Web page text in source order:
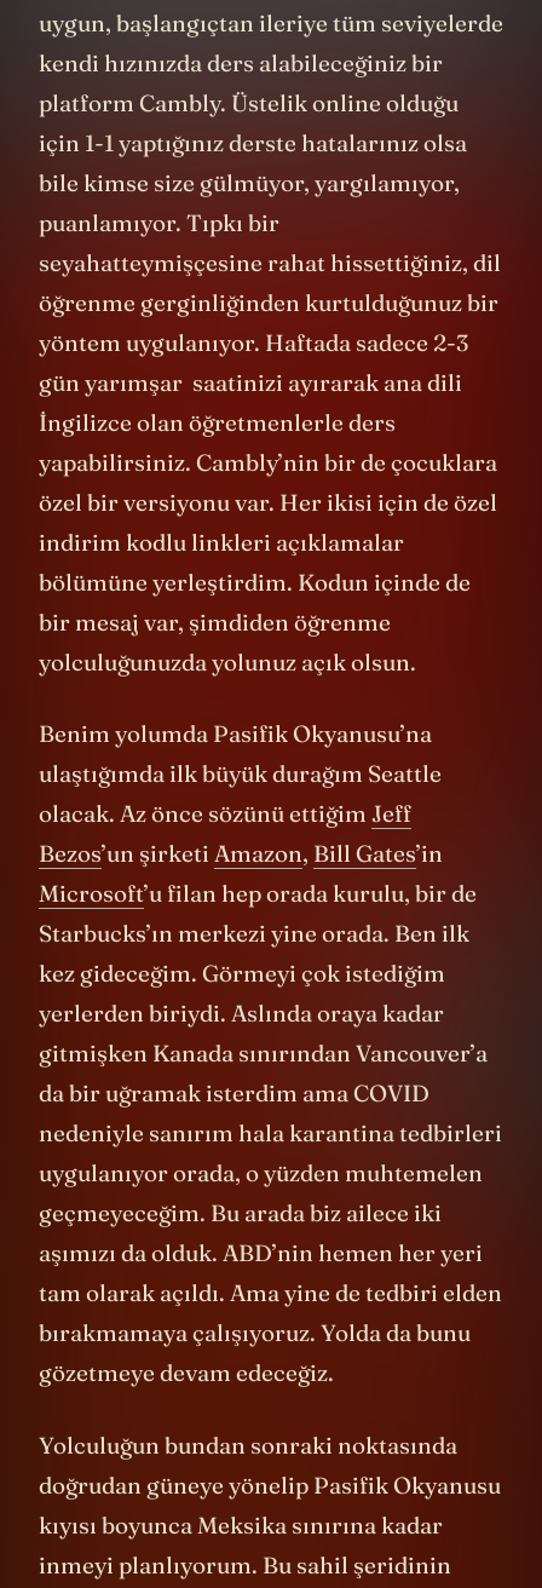
uygun, başlangıçtan ileriye tüm seviyelerde
kendi hızınızda ders alabileceğiniz bir
platform Cambly. Üstelik online olduğu
için 1-1 yaptığınız derste hatalarınız olsa
bile kimse size gülmüyor, yargılamıyor,
puanlamıyor. Tıpkı bir
seyahatteymişçesine rahat hissettiğiniz, dil
öğrenme gerginliğinden kurtulduğunuz bir
yöntem uygulanıyor. Haftada sadece 2-3
gün yarımşar saatinizi ayırarak ana dili
İngilizce olan öğretmenlerle ders
yapabilirsiniz. Cambly’nin bir de çocuklara
özel bir versiyonu var. Her ikisi için de özel
indirim kodlu linkleri açıklamalar
bölümüne yerleştirdim. Kodun içinde de
bir mesaj var, şimdiden öğrenme
yolculuğunuzda yolunuz açık olsun.
Benim yolumda Pasifik Okyanusu’na
ulaştığımda ilk büyük durağım Seattle
olacak. Az önce sözünü ettiğim Jeff
Bezos’un şirketi Amazon, Bill Gates’in
Microsoft’u filan hep orada kurulu, bir de
Starbucks’ın merkezi yine orada. Ben ilk
kez gideceğim. Görmeyi çok istediğim
yerlerden biriydi. Aslında oraya kadar
gitmişken Kanada sınırından Vancouver’a
da bir uğramak isterdim ama COVID
nedeniyle sanırım hala karantina tedbirleri
uygulanıyor orada, o yüzden muhtemelen
geçmeyeceğim. Bu arada biz ailece iki
aşımızı da olduk. ABD’nin hemen her yeri
tam olarak açıldı. Ama yine de tedbiri elden
bırakmamaya çalışıyoruz. Yolda da bunu
gözetmeye devam edeceğiz.
Yolculuğun bundan sonraki noktasında
doğrudan güneye yönelip Pasifik Okyanusu
kıyısı boyunca Meksika sınırına kadar
inmeyi planlıyorum. Bu sahil şeridinin